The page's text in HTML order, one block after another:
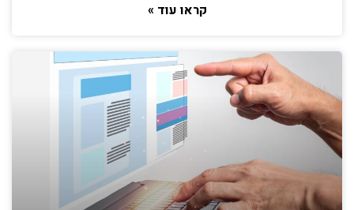
קראו עוד »